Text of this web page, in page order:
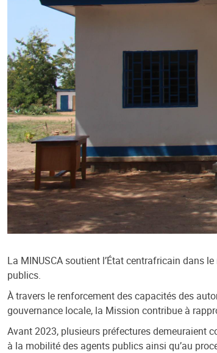
La MINUSCA soutient l’État centrafricain dans
publics.
À travers le renforcement des capacités des
gouvernance locale, la Mission contribue à
Avant 2023, plusieurs préfectures demeuraient
à la mobilité des agents publics ainsi qu’au